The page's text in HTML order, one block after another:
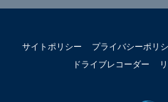
サイトポリシー プライバシーポリ
ドライブレコーダー